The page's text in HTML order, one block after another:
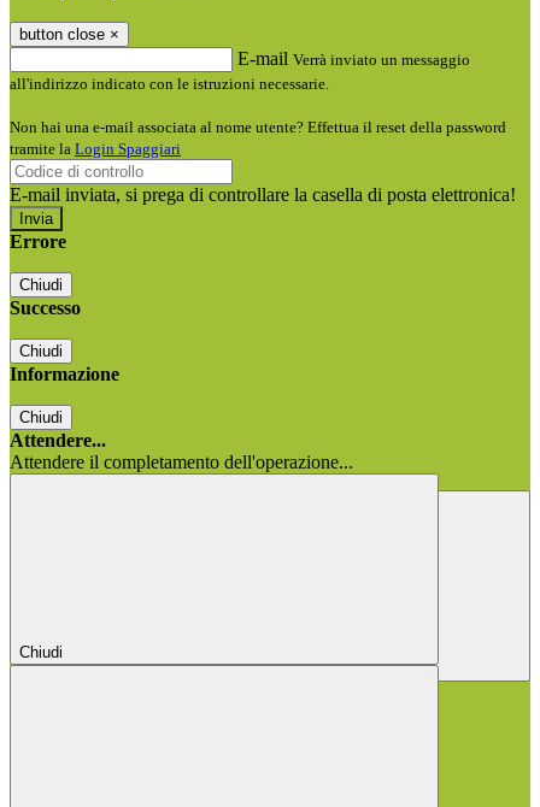
button close ×
E-mail Verrà inviato un messaggio
all'indirizzo indicato con le istruzioni necessarie.
Non hai una e-mail associata al nome utente? Effettua il reset della password
tramite la Login Spaggiari
E-mail inviata, si prega di controllare la casella di posta elettronica!
Errore
Chiudi
Successo
Chiudi
Informazione
Chiudi
Attendere...
Attendere il completamento dell'operazione...
Chiudi